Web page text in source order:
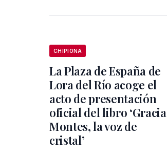
CHIPIONA
La Plaza de España de
Lora del Río acoge el
acto de presentación
oficial del libro ‘Gracia
Montes, la voz de
cristal’